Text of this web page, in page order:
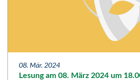
08. Mär. 2024
Lesung am 08. März 2024 um